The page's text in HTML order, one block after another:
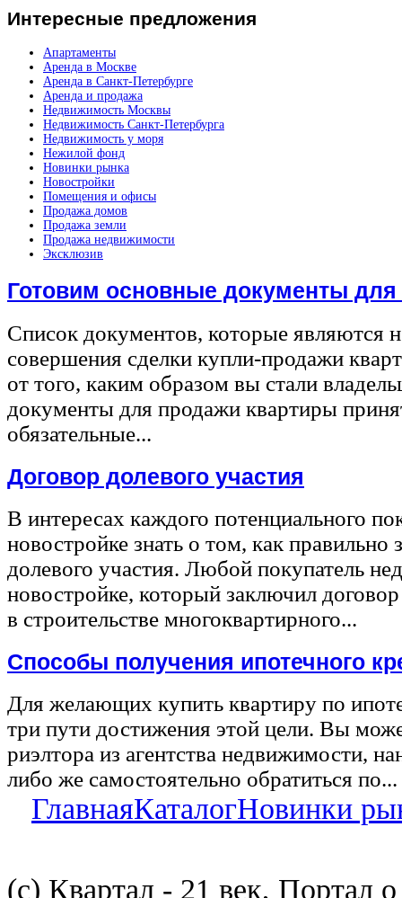
Интересные предложения
Апартаменты
Аренда в Москве
Аренда в Санкт-Петербурге
Аренда и продажа
Недвижимость Москвы
Недвижимость Санкт-Петербурга
Недвижимость у моря
Нежилой фонд
Новинки рынка
Новостройки
Помещения и офисы
Продажа домов
Продажа земли
Продажа недвижимости
Эксклюзив
Готовим основные документы
Список документов, которые являются
совершения сделки купли-продажи
от того, каким образом вы стали
документы для продажи квартиры
обязательные...
Договор долевого участия
В интересах каждого потенциального
новостройке знать о том, как правильно
долевого участия. Любой покупатель
новостройке, который заключил
в строительстве многоквартирного...
Способы получения ипотечного
Для желающих купить квартиру по
три пути достижения этой цели. Вы
риэлтора из агентства недвижимости,
либо же самостоятельно обратиться по...
ГлавнаяКаталогНовинки
(с) Квартал - 21 век, Портал